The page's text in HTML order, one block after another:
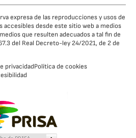
expresa de las reproducciones y usos de
accesibles desde este sitio web a medios
que resulten adecuados a tal fin de
del Real Decreto-ley 24/2021, de 2 de
privacidadPolítica de cookies